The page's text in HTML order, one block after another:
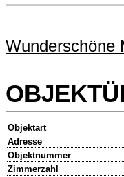
Wunderschöne
Objektart
Adresse
Objektnummer
Zimmerzahl